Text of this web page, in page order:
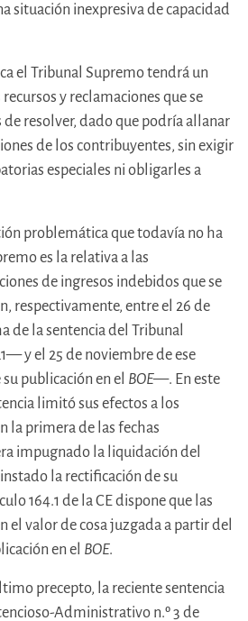
situación inexpresiva de capacidad
el Tribunal Supremo tendrá un
y reclamaciones que se
resolver, dado que podría allanar
de los contribuyentes, sin exigir
especiales ni obligarles a
problemática que todavía no ha
es la relativa a las
de ingresos indebidos que se
respectivamente, entre el 26 de
de la sentencia del Tribunal
y el 25 de noviembre de ese
publicación en el BOE—. En este
limitó sus efectos a los
la primera de las fechas
impugnado la liquidación del
la rectificación de su
164.1 de la CE dispone que las
el valor de cosa juzgada a partir del
en el BOE.
precepto, la reciente sentencia
Administrativo n.º 3 de